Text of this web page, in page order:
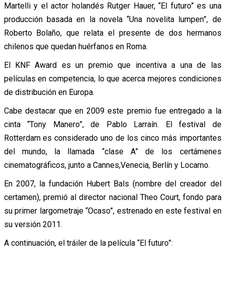
Martelli y el actor holandés Rutger Hauer, “El futuro” es una
producción basada en la novela “Una novelita lumpen”, de
Roberto Bolaño, que relata el presente de dos hermanos
chilenos que quedan huérfanos en Roma.
El KNF Award es un premio que incentiva a una de las
películas en competencia, lo que acerca mejores condiciones
de distribución en Europa.
Cabe destacar que en 2009 este premio fue entregado a la
cinta “Tony Manero”, de Pablo Larraín. El festival de
Rotterdam es considerado uno de los cinco más importantes
del mundo, la llamada “clase A” de los certámenes
cinematográficos, junto a Cannes,Venecia, Berlín y Locarno.
En 2007, la fundación Hubert Bals (nombre del creador del
certamen), premió al director nacional Theo Court, fondo para
su primer largometraje “Ocaso”, estrenado en este festival en
su versión 2011.
A continuación, el tráiler de la película “El futuro”: